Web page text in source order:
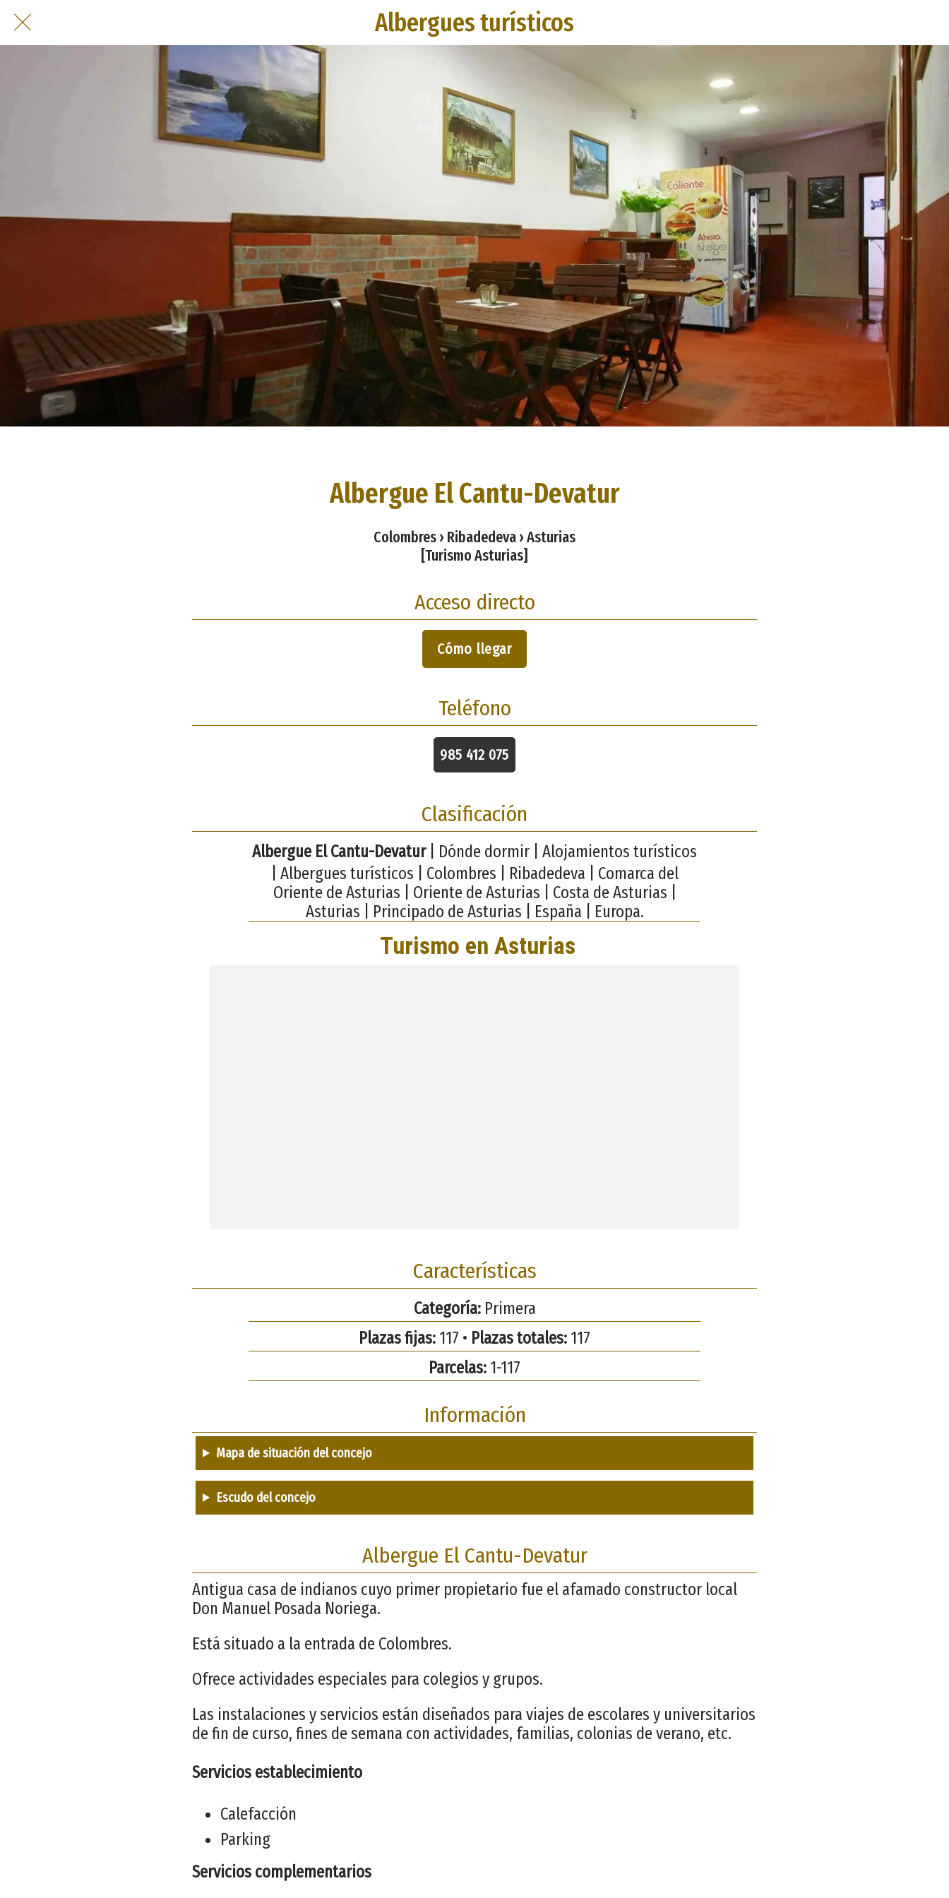
Albergues turísticos
Albergue El Cantu-Devatur
Colombres › Ribadedeva › Asturias
[Turismo Asturias]
Acceso directo
Cómo llegar
Teléfono
985 412 075
Clasificación
Albergue El Cantu-Devatur| Dónde dormir | Alojamientos turísticos
| Albergues turísticos | Colombres | Ribadedeva | Comarca del
Oriente de Asturias | Oriente de Asturias | Costa de Asturias |
Asturias | Principado de Asturias | España | Europa.
Características
Categoría:Primera
Plazas fijas: 117 • Plazas totales: 117
Parcelas: 1-117
Información
Mapa de situación del concejo
Escudo del concejo
Albergue El Cantu-Devatur
Antigua casa de indianos cuyo primer propietario fue el afamado constructor local
Don Manuel Posada Noriega.
Está situado a la entrada de Colombres.
Ofrece actividades especiales para colegios y grupos.
Las instalaciones y servicios están diseñados para viajes de escolares y universitarios
de fin de curso, fines de semana con actividades, familias, colonias de verano, etc.
Servicios establecimiento
Calefacción
Parking
Servicios complementarios